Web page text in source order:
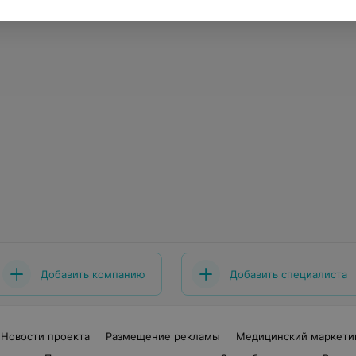
Добавить компанию Добавить специалиста
Новости проекта Размещение рекламы
Медицинский